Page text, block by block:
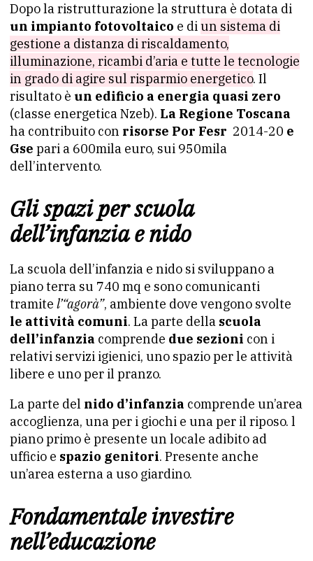
Dopo la ristrutturazione la struttura è dotata di
un impianto fotovoltaico e diun sistema di
gestione a distanza di riscaldamento,
illuminazione, ricambi d’aria e tutte le tecnologie
in grado di agire sul risparmio energetico. Il
risultato è un edificio a energia quasi zero
(classe energetica Nzeb). La Regione Toscana
ha contribuito con risorse Por Fesr 2014-20 e
Gse pari a 600mila euro, sui 950mila
dell’intervento.
Gli spazi per scuola
dell’infanzia e nido
La scuola dell’infanzia e nido si sviluppano a
piano terra su 740 mq e sono comunicanti
tramite l’“agorà”, ambiente dove vengono svolte
le attività comuni. La parte della scuola
dell’infanzia comprende due sezioni con i
relativi servizi igienici, uno spazio per le attività
libere e uno per il pranzo.
La parte del nido d’infanzia comprende un’area
accoglienza, una per i giochi e una per il riposo. l
piano primo è presente un locale adibito ad
ufficio e spazio genitori. Presente anche
un’area esterna a uso giardino.
Fondamentale investire
nell’educazione